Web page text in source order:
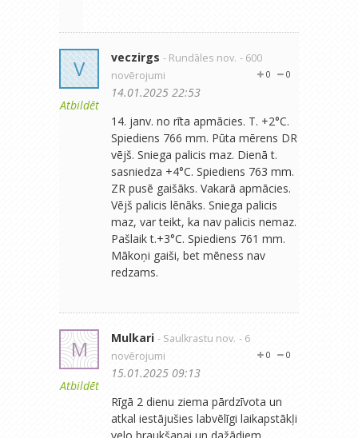
V
Atbildēt
veczirgs - Rundāles nov. - 600
novērojumi
0
0
14.01.2025 22:53
14. janv. no rīta apmācies. T. +2°C.
Spiediens 766 mm. Pūta mērens DR
vējš. Sniega palicis maz. Dienā t.
sasniedza +4°C. Spiediens 763 mm.
ZR pusē gaišāks. Vakarā apmācies.
Vējš palicis lēnāks. Sniega palicis
maz, var teikt, ka nav palicis nemaz.
Pašlaik t.+3°C. Spiediens 761 mm.
Mākoņi gaiši, bet mēness nav
redzams.
M
Atbildēt
Mulkari - Saulkrastu nov. - 6
novērojumi
0
0
15.01.2025 09:13
Rīgā 2 dienu ziema pārdzīvota un
atkal iestājušies labvēlīgi laikapstākļi